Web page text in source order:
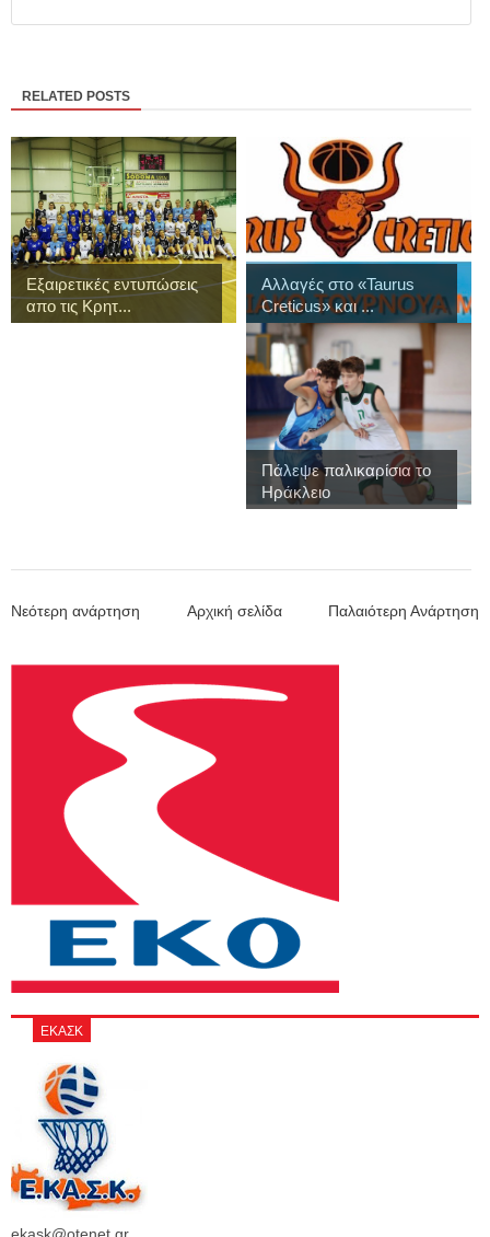
RELATED POSTS
Εξαιρετικές εντυπώσεις
απο τις Κρητ...
Αλλαγές στο «Taurus
Creticus» και ...
Πάλεψε παλικαρίσια το
Ηράκλειο
Νεότερη ανάρτηση Παλαιότερη Ανάρτηση
Αρχική σελίδα
ΕΚΑΣΚ